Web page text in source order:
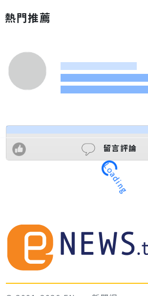
熱門推薦
留言評論
Loading